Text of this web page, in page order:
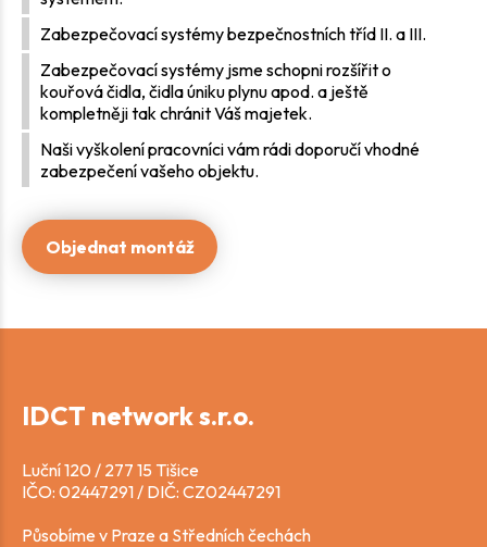
Zabezpečovací systémy bezpečnostních tříd II. a III.
Zabezpečovací systémy jsme schopni rozšířit o
kouřová čidla, čidla úniku plynu apod. a ještě
kompletněji tak chránit Váš majetek.
Naši vyškolení pracovníci vám rádi doporučí vhodné
zabezpečení vašeho objektu.
Objednat montáž
IDCT network s.r.o.
Luční 120 / 277 15 Tišice
IČO: 02447291 / DIČ: CZ02447291
Působíme v Praze a Středních čechách